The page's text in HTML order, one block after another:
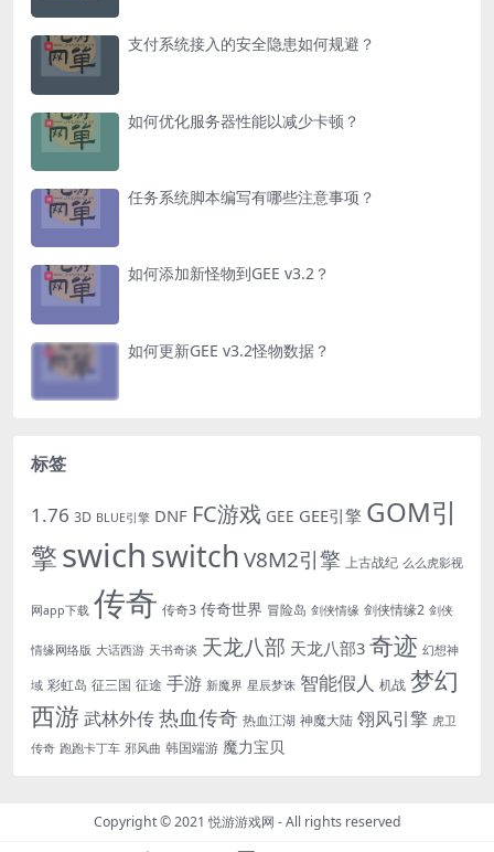
支付系统接入的安全隐患如何规避？
如何优化服务器性能以减少卡顿？
任务系统脚本编写有哪些注意事项？
如何添加新怪物到GEE v3.2？
如何更新GEE v3.2怪物数据？
标签
1.76 3D BLUE引擎 DNF FC游戏 GEE GEE引擎 GOM引
擎swichswitchV8M2引擎 上古战纪 么么虎影视
网app下载 传奇 传奇3 传奇世界 冒险岛 剑侠情缘 剑侠情缘2 剑侠
情缘网络版 大话西游 天书奇谈 天龙八部 天龙八部3 奇迹 幻想神
域 彩虹岛 征三国 征途 手游 新魔界 星辰梦诛 智能假人 机战 梦幻
西游 武林外传热血传奇 热血江湖 神魔大陆 翎风引擎 虎卫
传奇 跑跑卡丁车 邪风曲 韩国端游 魔力宝贝
Copyright © 2021悦游游戏网 - All rights reserved